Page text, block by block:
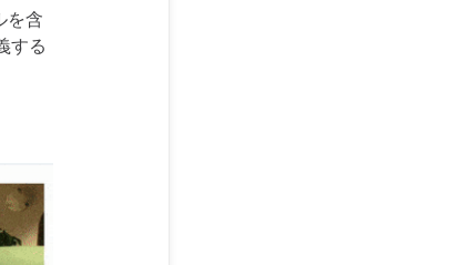
を含
する